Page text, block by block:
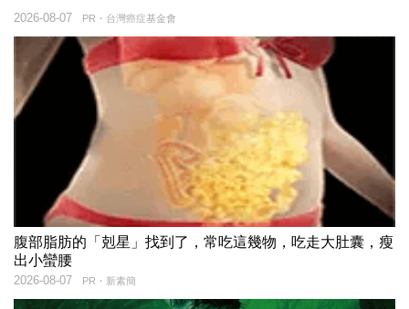
PR・台灣癌症基金會
2026-08-07
腹部脂肪的「剋星」找到了，常吃這幾物，吃走大肚囊，瘦
出小蠻腰
PR・新素簡
2026-08-07